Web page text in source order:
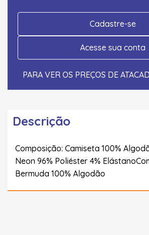
Cadastre-se
Acesse sua conta
PARA VER OS PREÇOS DE
Descrição
Composição: Camiseta 100%
Neon 96% Poliéster 4%
Bermuda 100% Algodão